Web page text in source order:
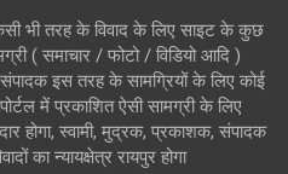
भी तरह के विवाद के लिए साइट के कुछ
( समाचार / फोटो / विडियो आदि )
इस तरह के सामग्रियों के लिए कोई
में प्रकाशित ऐसी सामग्री के लिए
होगा, स्वामी, मुद्रक, प्रकाशक, संपादक
का न्यायक्षेत्र रायपुर होगा